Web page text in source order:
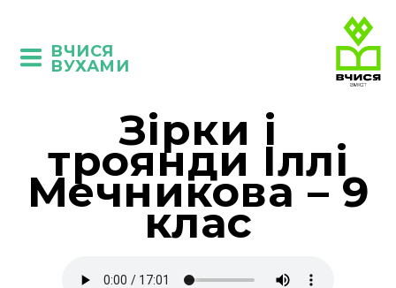
ВЧИСЯ
ВУХАМИ
Зірки і
троянди Іллі
Мечникова – 9
клас